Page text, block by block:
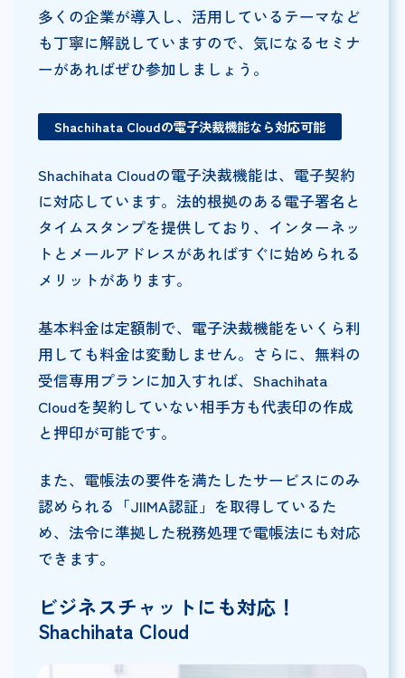
多くの企業が導入し、活用しているテーマなど
も丁寧に解説していますので、気になるセミナ
ーがあればぜひ参加しましょう。
Shachihata Cloudの電子決裁機能なら対応可能
Shachihata Cloudの電子決裁機能は、電子契約
に対応しています。法的根拠のある電子署名と
タイムスタンプを提供しており、インターネッ
トとメールアドレスがあればすぐに始められる
メリットがあります。
基本料金は定額制で、電子決裁機能をいくら利
用しても料金は変動しません。さらに、無料の
受信専用プランに加入すれば、Shachihata
Cloudを契約していない相手方も代表印の作成
と押印が可能です。
また、電帳法の要件を満たしたサービスにのみ
認められる「JIIMA認証」を取得しているた
め、法令に準拠した税務処理で電帳法にも対応
できます。
ビジネスチャットにも対応！
Shachihata Cloud